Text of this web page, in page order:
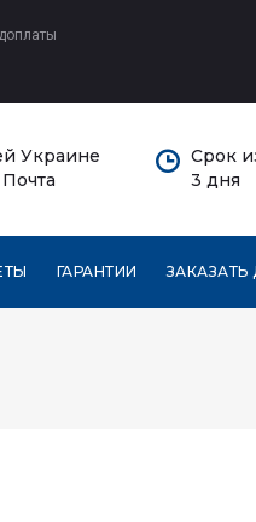
Украине
Срок
3 дня
ГАРАНТИИ